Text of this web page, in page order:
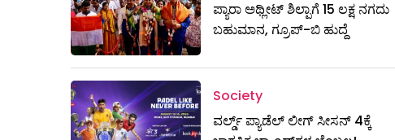
ಪ್ಯಾರಾ ಅಥ್ಲೀಟ್ ಶಿಲ್ಪಾಗೆ 15 ಲಕ್ಷ ನಗದು
ಬಹುಮಾನ, ಗ್ರೂಪ್-ಬಿ ಹುದ್ದೆ
Society
ವರ್ಲ್ಡ್ ಪ್ಯಾಡೆಲ್ ಲೀಗ್ ಸೀಸನ್ 4ಕ್ಕೆ